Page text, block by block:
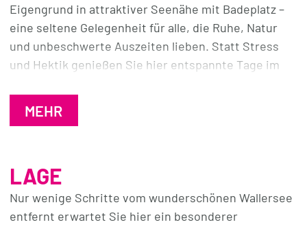
Eigengrund in attraktiver Seenähe mit Badeplatz –
eine seltene Gelegenheit für alle, die Ruhe, Natur
und unbeschwerte Auszeiten lieben. Statt Stress
und Hektik genießen Sie hier entspannte Tage im
Wallersee machen diesen Platz zu einem perfekten
Rückzugsort für Familien, Naturliebhaber und
Erholungssuchende.
MEHR
LAGE
Nur wenige Schritte vom wunderschönen Wallersee
entfernt erwartet Sie hier ein besonderer